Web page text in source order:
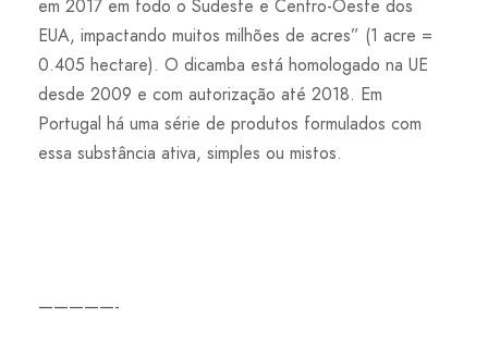
em 2017 em todo o Sudeste e Centro-Oeste dos
EUA, impactando muitos milhões de acres” (1 acre =
0.405 hectare). O dicamba está homologado na UE
desde 2009 e com autorização até 2018. Em
Portugal há uma série de produtos formulados com
essa substância ativa, simples ou mistos.
—————-